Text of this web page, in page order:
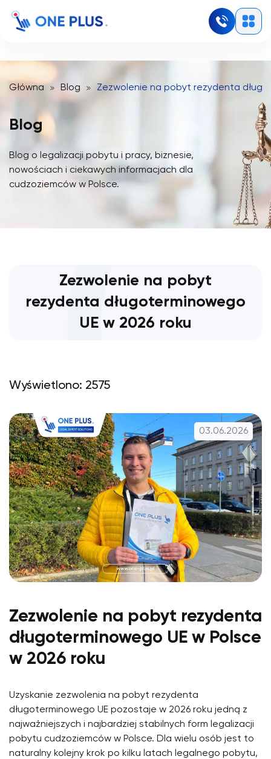
Główna Blog Zezwolenie na pobyt rezydenta
Blog
Blog o legalizacji pobytu i pracy, biznesie,
nowościach i ciekawych informacjach dla
cudzoziemców w Polsce.
Zezwolenie na pobyt
rezydenta długoterminowego
UE w 2026 roku
Wyświetlono: 2575
03.06.2026
Zezwolenie na pobyt rezydenta
długoterminowego UE w Polsce
w 2026 roku
Uzyskanie zezwolenia na pobyt rezydenta
długoterminowego UE pozostaje w 2026 roku jedną z
najważniejszych i najbardziej stabilnych form legalizacji
pobytu cudzoziemców w Polsce. Dla wielu osób jest to
naturalny kolejny krok po kilku latach legalnego pobytu,